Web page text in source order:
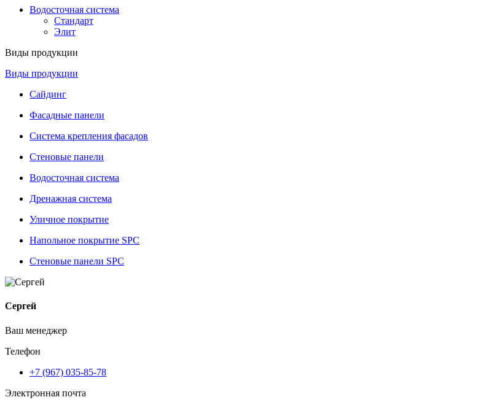
Водосточная система
Стандарт
Элит
Виды продукции
Виды продукции
Сайдинг
Фасадные панели
Система крепления фасадов
Стеновые панели
Водосточная система
Дренажная система
Уличное покрытие
Напольное покрытие SPC
Стеновые панели SPC
Сергей
Ваш менеджер
Телефон
+7 (967) 035-85-78
Электронная почта